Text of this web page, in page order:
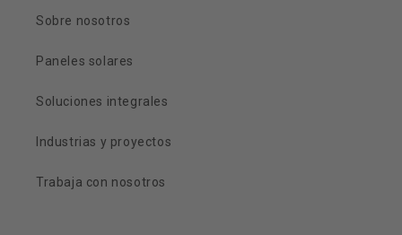
Sobre nosotros
Paneles solares
Soluciones integrales
Industrias y proyectos
Trabaja con nosotros